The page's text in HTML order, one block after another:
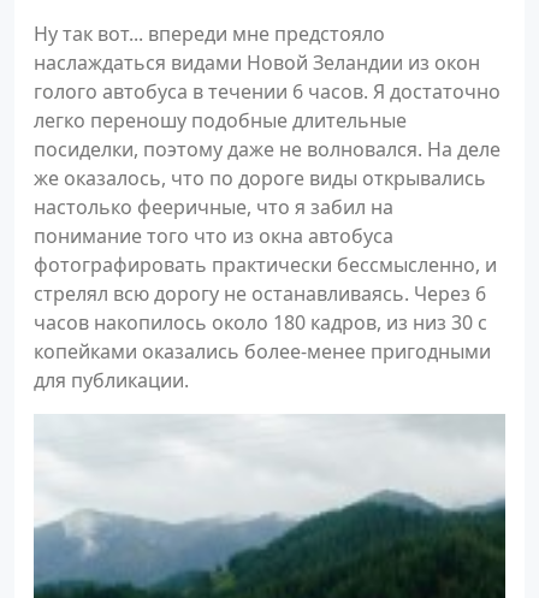
Ну так вот... впереди мне предстояло
наслаждаться видами Новой Зеландии из окон
голого автобуса в течении 6 часов. Я достаточно
легко переношу подобные длительные
посиделки, поэтому даже не волновался. На деле
же оказалось, что по дороге виды открывались
настолько фееричные, что я забил на
понимание того что из окна автобуса
фотографировать практически бессмысленно, и
стрелял всю дорогу не останавливаясь. Через 6
часов накопилось около 180 кадров, из низ 30 с
копейками оказались более-менее пригодными
для публикации.